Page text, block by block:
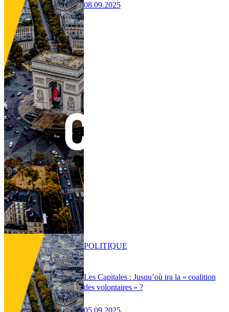
08.09.2025
Les Capitales : Jusqu’où ira la « coalition
des volontaires » ?
POLITIQUE